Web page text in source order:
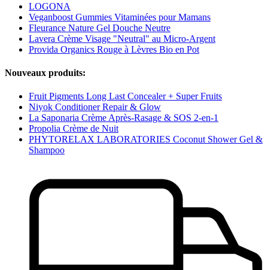
LOGONA
Veganboost Gummies Vitaminées pour Mamans
Fleurance Nature Gel Douche Neutre
Lavera Crème Visage "Neutral" au Micro-Argent
Provida Organics Rouge à Lèvres Bio en Pot
Nouveaux produits:
Fruit Pigments Long Last Concealer + Super Fruits
Niyok Conditioner Repair & Glow
La Saponaria Crème Après-Rasage & SOS 2-en-1
Propolia Crème de Nuit
PHYTORELAX LABORATORIES Coconut Shower Gel &
Shampoo